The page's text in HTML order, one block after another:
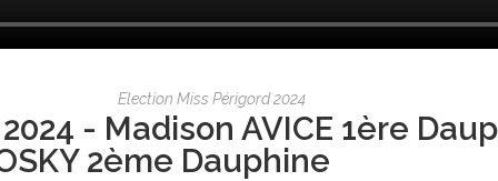
Election Miss Périgord 2024
- Madison AVICE 1ère
2ème Dauphine